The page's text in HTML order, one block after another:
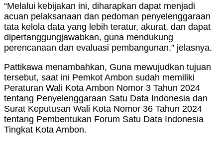
“Melalui kebijakan ini, diharapkan dapat menjadi
acuan pelaksanaan dan pedoman penyelenggaraan
tata kelola data yang lebih teratur, akurat, dan dapat
dipertanggungjawabkan, guna mendukung
perencanaan dan evaluasi pembangunan,” jelasnya.
Pattikawa menambahkan, Guna mewujudkan tujuan
tersebut, saat ini Pemkot Ambon sudah memiliki
Peraturan Wali Kota Ambon Nomor 3 Tahun 2024
tentang Penyelenggaraan Satu Data Indonesia dan
Surat Keputusan Wali Kota Nomor 36 Tahun 2024
tentang Pembentukan Forum Satu Data Indonesia
Tingkat Kota Ambon.